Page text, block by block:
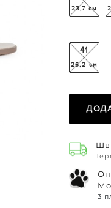
23,7 см
41
26,2 см
3